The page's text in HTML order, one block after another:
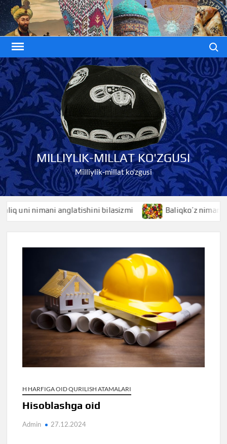
Skip
to
content
MILLIYLIK-MILLAT KO'ZGUSI
Milliylik-millat ko'zgusi
nimani anglatishini bilasizmi Baliqko’z nimani
H HARFIGA OID QURILISH ATAMALARI
Hisoblashga oid
Admin 27.12.2024